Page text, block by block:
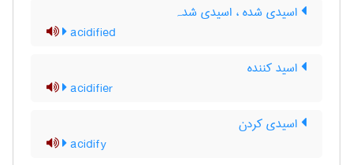
اسیدی شده ، اسیدی شدہ
acidified
اسید کننده
acidifier
اسیدی کردن
acidify